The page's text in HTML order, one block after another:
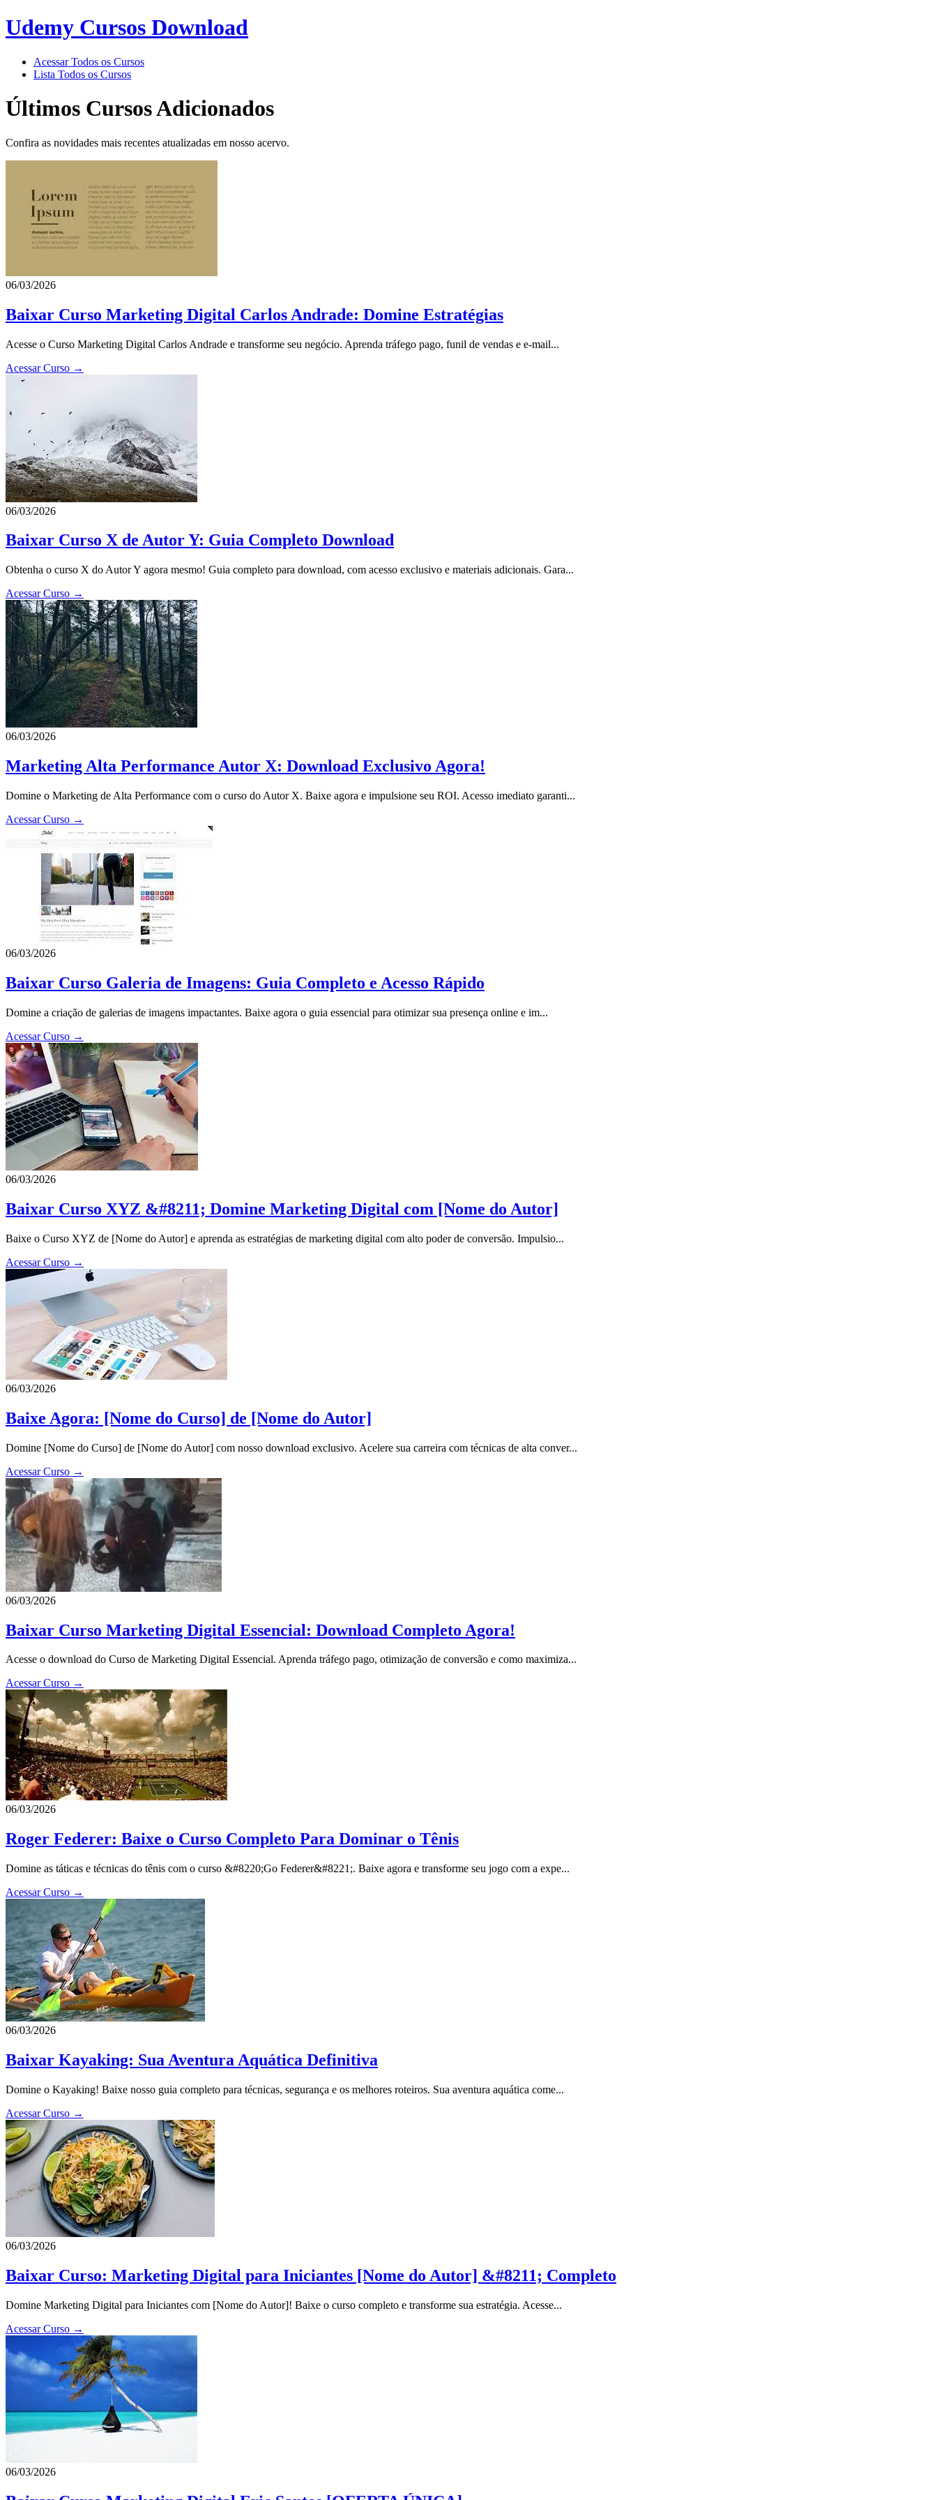
Udemy Cursos Download
Acessar Todos os Cursos
Lista Todos os Cursos
Últimos Cursos Adicionados
Confira as novidades mais recentes atualizadas em nosso acervo.
06/03/2026
Baixar Curso Marketing Digital Carlos Andrade: Domine Estratégias
Acesse o Curso Marketing Digital Carlos Andrade e transforme seu negócio. Aprenda tráfego pago, funil de vendas e e-mail...
Acessar Curso →
06/03/2026
Baixar Curso X de Autor Y: Guia Completo Download
Obtenha o curso X do Autor Y agora mesmo! Guia completo para download, com acesso exclusivo e materiais adicionais. Gara...
Acessar Curso →
06/03/2026
Marketing Alta Performance Autor X: Download Exclusivo Agora!
Domine o Marketing de Alta Performance com o curso do Autor X. Baixe agora e impulsione seu ROI. Acesso imediato garanti...
Acessar Curso →
06/03/2026
Baixar Curso Galeria de Imagens: Guia Completo e Acesso Rápido
Domine a criação de galerias de imagens impactantes. Baixe agora o guia essencial para otimizar sua presença online e im...
Acessar Curso →
06/03/2026
Baixar Curso XYZ &#8211; Domine Marketing Digital com [Nome do Autor]
Baixe o Curso XYZ de [Nome do Autor] e aprenda as estratégias de marketing digital com alto poder de conversão. Impulsio...
Acessar Curso →
06/03/2026
Baixe Agora: [Nome do Curso] de [Nome do Autor]
Domine [Nome do Curso] de [Nome do Autor] com nosso download exclusivo. Acelere sua carreira com técnicas de alta conver...
Acessar Curso →
06/03/2026
Baixar Curso Marketing Digital Essencial: Download Completo Agora!
Acesse o download do Curso de Marketing Digital Essencial. Aprenda tráfego pago, otimização de conversão e como maximiza...
Acessar Curso →
06/03/2026
Roger Federer: Baixe o Curso Completo Para Dominar o Tênis
Domine as táticas e técnicas do tênis com o curso &#8220;Go Federer&#8221;. Baixe agora e transforme seu jogo com a expe...
Acessar Curso →
06/03/2026
Baixar Kayaking: Sua Aventura Aquática Definitiva
Domine o Kayaking! Baixe nosso guia completo para técnicas, segurança e os melhores roteiros. Sua aventura aquática come...
Acessar Curso →
06/03/2026
Baixar Curso: Marketing Digital para Iniciantes [Nome do Autor] &#8211; Completo
Domine Marketing Digital para Iniciantes com [Nome do Autor]! Baixe o curso completo e transforme sua estratégia. Acesse...
Acessar Curso →
06/03/2026